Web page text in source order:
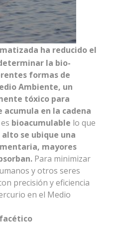
ha reducido el
la bio-
formas de
Ambiente, un
tóxico para
acumula en la cadena
bioacumulable lo que
se ubique una
mayores
Para minimizar
y otros seres
precisión y eficiencia
en el Medio